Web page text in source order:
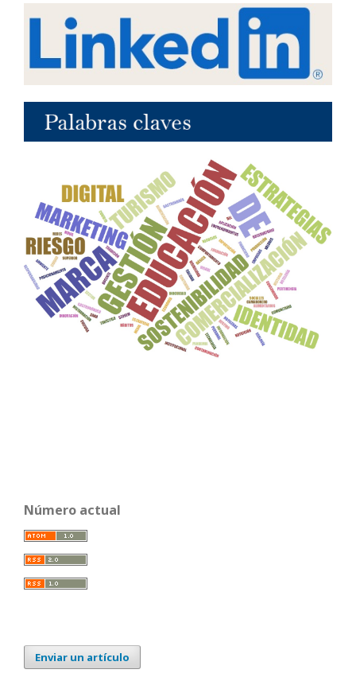
Número actual
Enviar un artículo